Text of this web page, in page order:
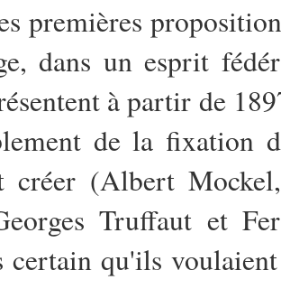
premières
dans un esprit
à partir de
de la fixation
créer (Albert
Truffaut et
certain qu'ils